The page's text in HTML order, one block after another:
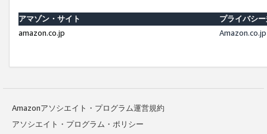
アマゾン・サイト
プライバシ
amazon.co.jp
Amazonアソシエイト・プログラム運営規約
アソシエイト・プログラム・ポリシー